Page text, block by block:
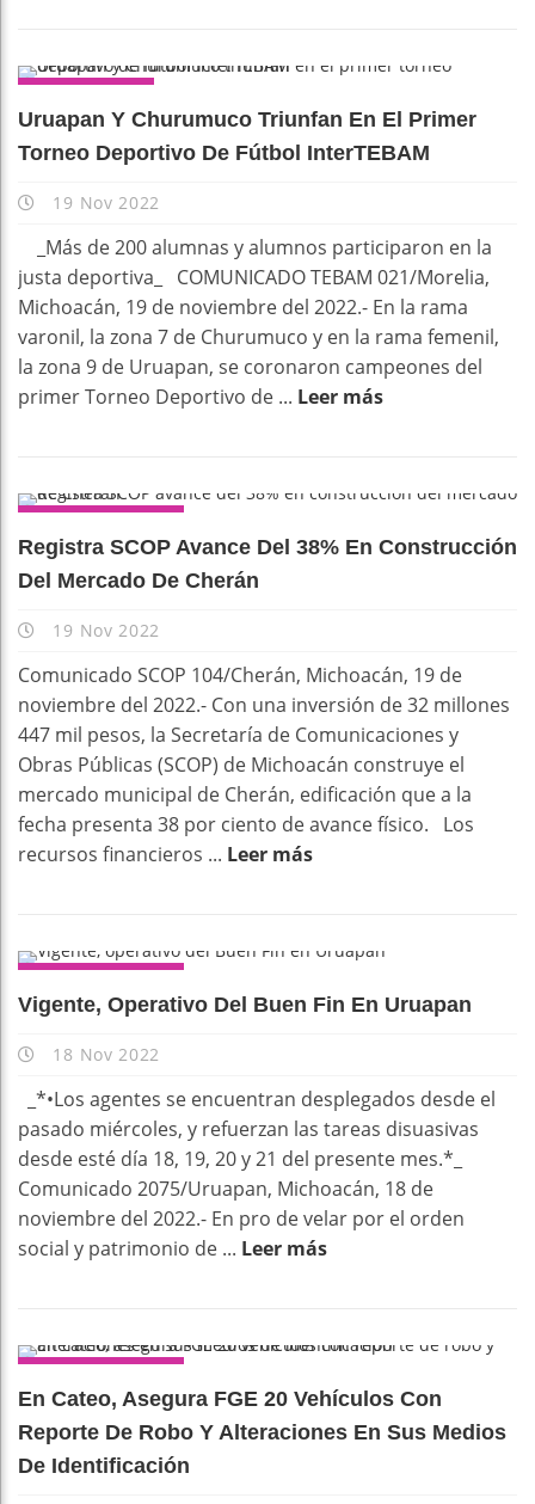
Uruapan Y Churumuco Triunfan En El Primer
Torneo Deportivo De Fútbol InterTEBAM
19 Nov 2022
_Más de 200 alumnas y alumnos participaron en la
justa deportiva_ COMUNICADO TEBAM 021/Morelia,
Michoacán, 19 de noviembre del 2022.- En la rama
varonil, la zona 7 de Churumuco y en la rama femenil,
la zona 9 de Uruapan, se coronaron campeones del
primer Torneo Deportivo de ... Leer más
Registra SCOP Avance Del 38% En Construcción
Del Mercado De Cherán
19 Nov 2022
Comunicado SCOP 104/Cherán, Michoacán, 19 de
noviembre del 2022.- Con una inversión de 32 millones
447 mil pesos, la Secretaría de Comunicaciones y
Obras Públicas (SCOP) de Michoacán construye el
mercado municipal de Cherán, edificación que a la
fecha presenta 38 por ciento de avance físico. Los
recursos financieros ... Leer más
Vigente, Operativo Del Buen Fin En Uruapan
18 Nov 2022
_*•Los agentes se encuentran desplegados desde el
pasado miércoles, y refuerzan las tareas disuasivas
desde esté día 18, 19, 20 y 21 del presente mes.*_
Comunicado 2075/Uruapan, Michoacán, 18 de
noviembre del 2022.- En pro de velar por el orden
social y patrimonio de ... Leer más
En Cateo, Asegura FGE 20 Vehículos Con
Reporte De Robo Y Alteraciones En Sus Medios
De Identificación